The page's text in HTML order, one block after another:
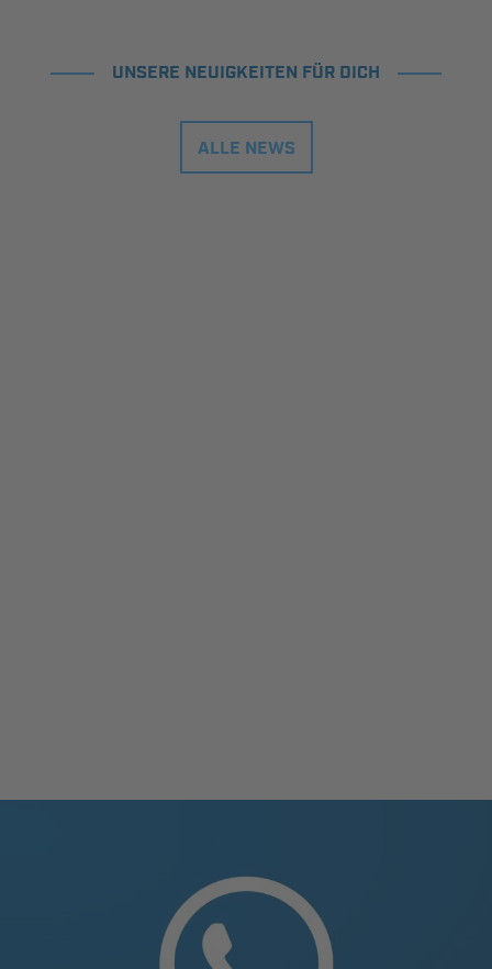
UNSERE NEUIGKEITEN FÜR DICH
ALLE NEWS